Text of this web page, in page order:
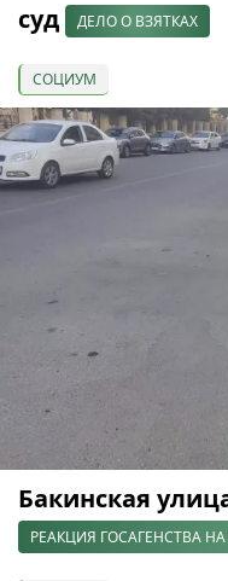
суд
ДЕЛО О ВЗЯТКАХ
СОЦИУМ
Бакинская
РЕАКЦИЯ ГОСАГЕНСТВА